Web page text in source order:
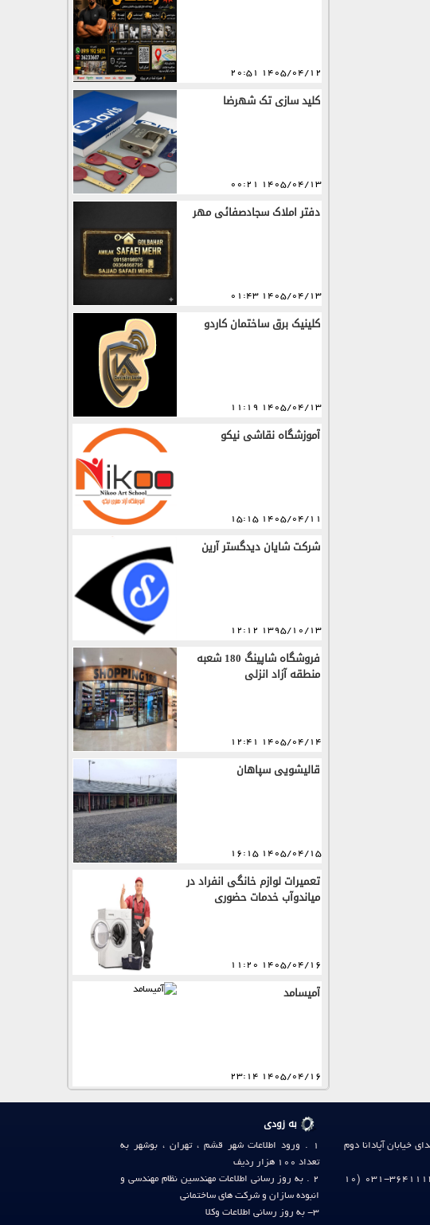
1405/04/12 20:51
کلید سازی تک شهرضا
1405/04/13 00:21
دفتر املاک سجادصفائی مهر
1405/04/13 01:43
کلینیک برق ساختمان کاردو
1405/04/13 11:19
آموزشگاه نقاشی نیکو
1405/04/11 15:15
شرکت شایان دیدگستر آرین
1395/10/13 12:12
فروشگاه شاپینگ 180 شعبه
منطقه آزاد انزلی
1405/04/14 12:41
قالیشویی سپاهان
1405/04/15 16:15
تعمیرات لوازم خانگی انفراد در
میاندوآب خدمات حضوری
1405/04/16 11:20
آمیسامد
1405/04/16 23:14
خیابان آپادانا دوم
تلفن وب گاه صنف آی آر: 36411124-031 (10
به زودی
1 . ورود اطلاعات شهر قشم،تهران ، بوشهر
به
تعداد 100 هزار ردیف
2 . به روز رسانی
اطلاعات مهندسین نظام مهندسیو
انبوده سازانو شرکت های ساختمانی
3- به روز رسانی
اطلاعات وکلا